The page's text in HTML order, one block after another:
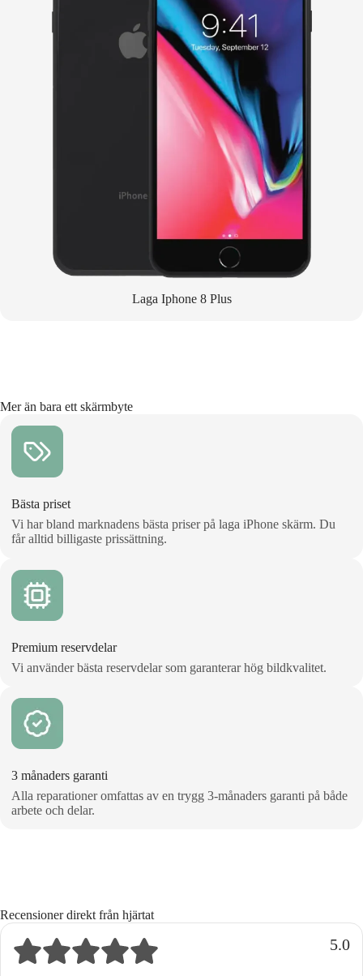
Laga Iphone 8 Plus
Mer än bara ett skärmbyte
Bästa priset
Vi har bland marknadens bästa priser på laga iPhone skärm. Du
får alltid billigaste prissättning.
Premium reservdelar
Vi använder bästa reservdelar som garanterar hög bildkvalitet.
3 månaders garanti
Alla reparationer omfattas av en trygg 3‑månaders garanti på både
arbete och delar.
Recensioner direkt från hjärtat
5.0